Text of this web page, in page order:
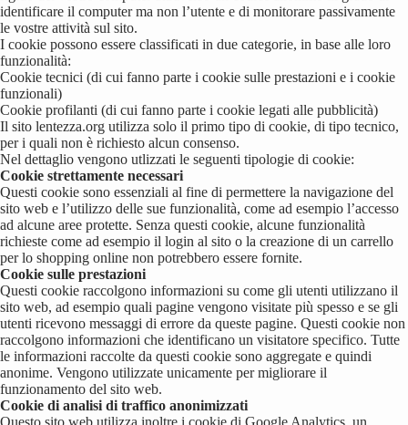
identificare il computer ma non l’utente e di monitorare passivamente
le vostre attività sul sito.
I cookie possono essere classificati in due categorie, in base alle loro
funzionalità:
Cookie tecnici (di cui fanno parte i cookie sulle prestazioni e i cookie
funzionali)
Cookie profilanti (di cui fanno parte i cookie legati alle pubblicità)
Il sito lentezza.org utilizza solo il primo tipo di cookie, di tipo tecnico,
per i quali non è richiesto alcun consenso.
Nel dettaglio vengono utlizzati le seguenti tipologie di cookie:
Cookie strettamente necessari
Questi cookie sono essenziali al fine di permettere la navigazione del
sito web e l’utilizzo delle sue funzionalità, come ad esempio l’accesso
ad alcune aree protette. Senza questi cookie, alcune funzionalità
richieste come ad esempio il login al sito o la creazione di un carrello
per lo shopping online non potrebbero essere fornite.
Cookie sulle prestazioni
Questi cookie raccolgono informazioni su come gli utenti utilizzano il
sito web, ad esempio quali pagine vengono visitate più spesso e se gli
utenti ricevono messaggi di errore da queste pagine. Questi cookie non
raccolgono informazioni che identificano un visitatore specifico. Tutte
le informazioni raccolte da questi cookie sono aggregate e quindi
anonime. Vengono utilizzate unicamente per migliorare il
funzionamento del sito web.
Cookie di analisi di traffico anonimizzati
Questo sito web utilizza inoltre i cookie di Google Analytics, un